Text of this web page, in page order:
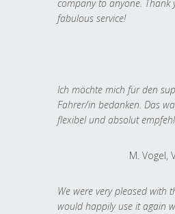
company to anyone. Thank
fabulous service!
Ich möchte mich für den
Fahrer/in bedanken. Das
flexibel und absolut
M. Vogel,
We were very pleased with
would happily use it again